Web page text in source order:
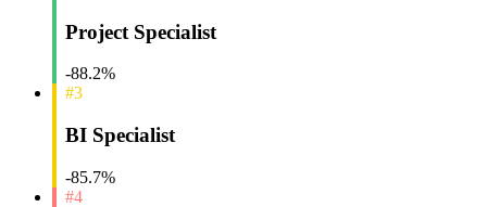
Project Specialist
-88.2%
#3
BI Specialist
-85.7%
#4